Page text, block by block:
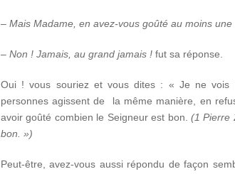
– Mais Madame, en avez-vous goûté au moins une
– Non ! Jamais, au grand jamais ! fut sa réponse.
Oui ! vous souriez et vous dites : « Je ne vois
personnes agissent de la même manière, en
avoir goûté combien le Seigneur est bon. (1 Pierre
bon. »)
Peut-être, avez-vous aussi répondu de façon